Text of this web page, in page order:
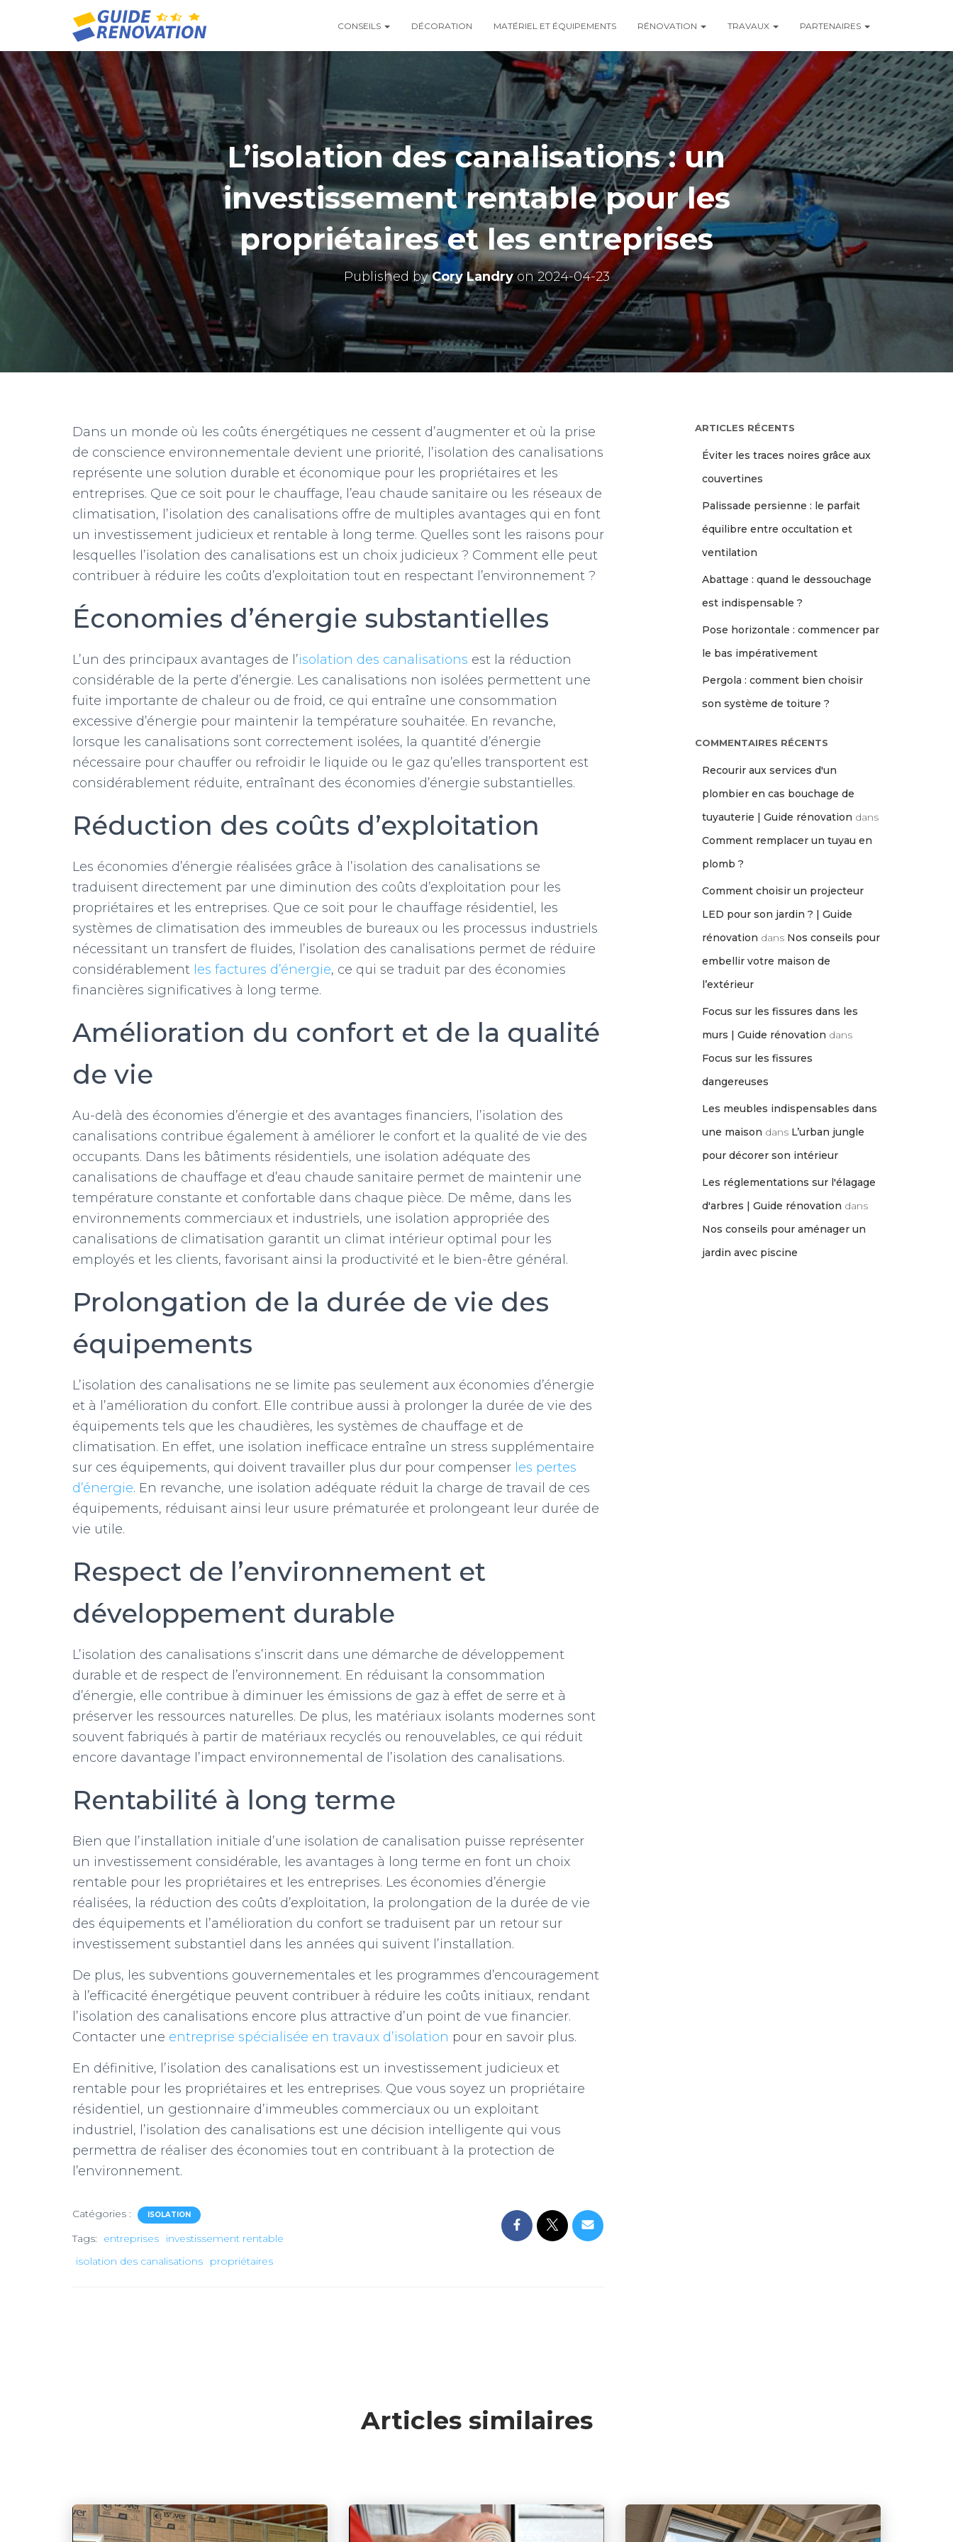
CONSEILS DÉCORATION MATÉRIEL ET ÉQUIPEMENTS RÉNOVATION TRAVAUX PARTENAIRES
L’isolation des canalisations : un
investissement rentable pour les
propriétaires et les entreprises
Published byCory Landryon2024-04-23
Dans un monde où les coûts énergétiques ne cessent d’augmenter et où la prise
de conscience environnementale devient une priorité, l’isolation des canalisations
représente une solution durable et économique pour les propriétaires et les
entreprises. Que ce soit pour le chauffage, l’eau chaude sanitaire ou les réseaux de
climatisation, l’isolation des canalisations offre de multiples avantages qui en font
un investissement judicieux et rentable à long terme. Quelles sont les raisons pour
lesquelles l’isolation des canalisations est un choix judicieux ? Comment elle peut
contribuer à réduire les coûts d’exploitation tout en respectant l’environnement ?
Économies d’énergie substantielles
L’un des principaux avantages de l’isolation des canalisations est la réduction
considérable de la perte d’énergie. Les canalisations non isolées permettent une
fuite importante de chaleur ou de froid, ce qui entraîne une consommation
excessive d’énergie pour maintenir la température souhaitée. En revanche,
lorsque les canalisations sont correctement isolées, la quantité d’énergie
nécessaire pour chauffer ou refroidir le liquide ou le gaz qu’elles transportent est
considérablement réduite, entraînant des économies d’énergie substantielles.
Réduction des coûts d’exploitation
Les économies d’énergie réalisées grâce à l’isolation des canalisations se
traduisent directement par une diminution des coûts d’exploitation pour les
propriétaires et les entreprises. Que ce soit pour le chauffage résidentiel, les
systèmes de climatisation des immeubles de bureaux ou les processus industriels
nécessitant un transfert de fluides, l’isolation des canalisations permet de réduire
considérablement les factures d’énergie, ce qui se traduit par des économies
financières significatives à long terme.
Amélioration du confort et de la qualité
de vie
Au-delà des économies d’énergie et des avantages financiers, l’isolation des
canalisations contribue également à améliorer le confort et la qualité de vie des
occupants. Dans les bâtiments résidentiels, une isolation adéquate des
canalisations de chauffage et d’eau chaude sanitaire permet de maintenir une
température constante et confortable dans chaque pièce. De même, dans les
environnements commerciaux et industriels, une isolation appropriée des
canalisations de climatisation garantit un climat intérieur optimal pour les
employés et les clients, favorisant ainsi la productivité et le bien-être général.
Prolongation de la durée de vie des
équipements
L’isolation des canalisations ne se limite pas seulement aux économies d’énergie
et à l’amélioration du confort. Elle contribue aussi à prolonger la durée de vie des
équipements tels que les chaudières, les systèmes de chauffage et de
climatisation. En effet, une isolation inefficace entraîne un stress supplémentaire
sur ces équipements, qui doivent travailler plus dur pour compenser les pertes
d’énergie. En revanche, une isolation adéquate réduit la charge de travail de ces
équipements, réduisant ainsi leur usure prématurée et prolongeant leur durée de
vie utile.
Respect de l’environnement et
développement durable
L’isolation des canalisations s’inscrit dans une démarche de développement
durable et de respect de l’environnement. En réduisant la consommation
d’énergie, elle contribue à diminuer les émissions de gaz à effet de serre et à
préserver les ressources naturelles. De plus, les matériaux isolants modernes sont
souvent fabriqués à partir de matériaux recyclés ou renouvelables, ce qui réduit
encore davantage l’impact environnemental de l’isolation des canalisations.
Rentabilité à long terme
Bien que l’installation initiale d’une isolation de canalisation puisse représenter
un investissement considérable, les avantages à long terme en font un choix
rentable pour les propriétaires et les entreprises. Les économies d’énergie
réalisées, la réduction des coûts d’exploitation, la prolongation de la durée de vie
des équipements et l’amélioration du confort se traduisent par un retour sur
investissement substantiel dans les années qui suivent l’installation.
De plus, les subventions gouvernementales et les programmes d’encouragement
à l’efficacité énergétique peuvent contribuer à réduire les coûts initiaux, rendant
l’isolation des canalisations encore plus attractive d’un point de vue financier.
Contacter une entreprise spécialisée en travaux d’isolation pour en savoir plus.
En définitive, l’isolation des canalisations est un investissement judicieux et
rentable pour les propriétaires et les entreprises. Que vous soyez un propriétaire
résidentiel, un gestionnaire d’immeubles commerciaux ou un exploitant
industriel, l’isolation des canalisations est une décision intelligente qui vous
permettra de réaliser des économies tout en contribuant à la protection de
l’environnement.
Catégories : ISOLATION
Tags: entreprises
investissement rentable
isolation des canalisations
propriétaires
ARTICLES RÉCENTS
Éviter les traces noires grâce aux
couvertines
Palissade persienne : le parfait
équilibre entre occultation et
ventilation
Abattage : quand le dessouchage
est indispensable ?
Pose horizontale : commencer par
le bas impérativement
Pergola : comment bien choisir
son système de toiture ?
COMMENTAIRES RÉCENTS
Recourir aux services d'un
plombier en cas bouchage de
tuyauterie | Guide rénovation dans
Comment remplacer un tuyau en
plomb ?
Comment choisir un projecteur
LED pour son jardin ? | Guide
rénovation dans Nos conseils pour
embellir votre maison de
l’extérieur
Focus sur les fissures dans les
murs | Guide rénovation dans
Focus sur les fissures
dangereuses
Les meubles indispensables dans
une maison dans L’urban jungle
pour décorer son intérieur
Les réglementations sur l'élagage
d'arbres | Guide rénovation dans
Nos conseils pour aménager un
jardin avec piscine
Articles similaires